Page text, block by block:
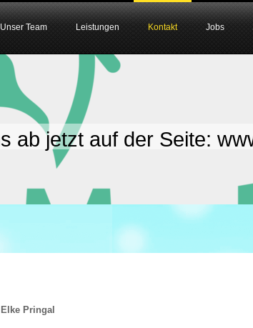
Unser Team Leistungen Kontakt Jobs
ab jetzt auf der Seite:
Pringal